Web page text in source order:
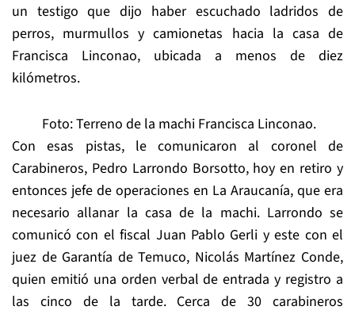
un testigo que dijo haber escuchado ladridos de
perros, murmullos y camionetas hacia la casa de
Francisca Linconao, ubicada a menos de diez
kilómetros.
Foto: Terreno de la machi Francisca Linconao.
Con esas pistas, le comunicaron al coronel de
Carabineros, Pedro Larrondo Borsotto, hoy en retiro y
entonces jefe de operaciones en La Araucanía, que era
necesario allanar la casa de la machi. Larrondo se
comunicó con el fiscal Juan Pablo Gerli y este con el
juez de Garantía de Temuco, Nicolás Martínez Conde,
quien emitió una orden verbal de entrada y registro a
las cinco de la tarde. Cerca de 30 carabineros